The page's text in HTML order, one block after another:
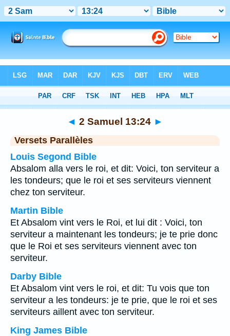
Chapitre 13 > Verset 24
◄ 2 Samuel 13:24 ►
Versets Parallèles
Louis Segond Bible
Absalom alla vers le roi, et dit: Voici, ton serviteur a
les tondeurs; que le roi et ses serviteurs viennent
chez ton serviteur.
Martin Bible
Et Absalom vint vers le Roi, et lui dit : Voici, ton
serviteur a maintenant les tondeurs; je te prie donc
que le Roi et ses serviteurs viennent avec ton
serviteur.
Darby Bible
Et Absalom vint vers le roi, et dit: Tu vois que ton
serviteur a les tondeurs: je te prie, que le roi et ses
serviteurs aillent avec ton serviteur.
King James Bible